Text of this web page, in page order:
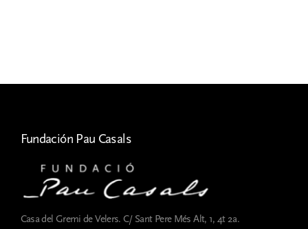
Fundación Pau Casals
Casa del Gremi de Velers. C/ Sant Pere Més Alt, 1, 4t 2a.